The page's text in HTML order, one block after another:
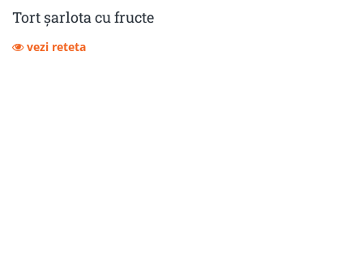
Tort șarlota cu fructe
vezi reteta